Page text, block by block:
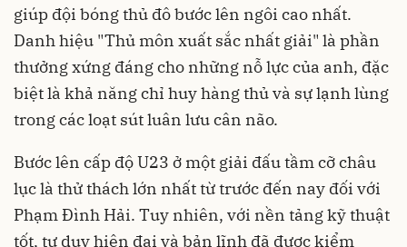
giúp đội bóng thủ đô bước lên ngôi cao nhất.
Danh hiệu "Thủ môn xuất sắc nhất giải" là phần
thưởng xứng đáng cho những nỗ lực của anh, đặc
biệt là khả năng chỉ huy hàng thủ và sự lạnh lùng
trong các loạt sút luân lưu cân não.
Bước lên cấp độ U23 ở một giải đấu tầm cỡ châu
lục là thử thách lớn nhất từ trước đến nay đối với
Phạm Đình Hải. Tuy nhiên, với nền tảng kỹ thuật
tốt, tư duy hiện đại và bản lĩnh đã được kiểm